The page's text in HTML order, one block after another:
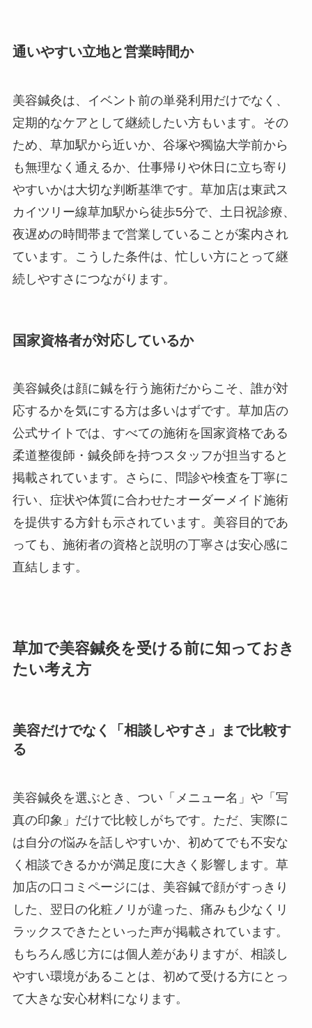
通いやすい立地と営業時間か
美容鍼灸は、イベント前の単発利用だけでなく、
定期的なケアとして継続したい方もいます。その
ため、草加駅から近いか、谷塚や獨協大学前から
も無理なく通えるか、仕事帰りや休日に立ち寄り
やすいかは大切な判断基準です。草加店は東武ス
カイツリー線草加駅から徒歩5分で、土日祝診療、
夜遅めの時間帯まで営業していることが案内され
ています。こうした条件は、忙しい方にとって継
続しやすさにつながります。
国家資格者が対応しているか
美容鍼灸は顔に鍼を行う施術だからこそ、誰が対
応するかを気にする方は多いはずです。草加店の
公式サイトでは、すべての施術を国家資格である
柔道整復師・鍼灸師を持つスタッフが担当すると
掲載されています。さらに、問診や検査を丁寧に
行い、症状や体質に合わせたオーダーメイド施術
を提供する方針も示されています。美容目的であ
っても、施術者の資格と説明の丁寧さは安心感に
直結します。
草加で美容鍼灸を受ける前に知っておき
たい考え方
美容だけでなく「相談しやすさ」まで比較す
る
美容鍼灸を選ぶとき、つい「メニュー名」や「写
真の印象」だけで比較しがちです。ただ、実際に
は自分の悩みを話しやすいか、初めてでも不安な
く相談できるかが満足度に大きく影響します。草
加店の口コミページには、美容鍼で顔がすっきり
した、翌日の化粧ノリが違った、痛みも少なくリ
ラックスできたといった声が掲載されています。
もちろん感じ方には個人差がありますが、相談し
やすい環境があることは、初めて受ける方にとっ
て大きな安心材料になります。